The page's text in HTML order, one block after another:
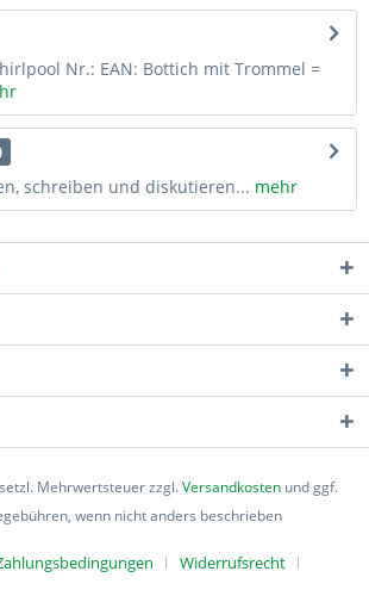
Nr.: EAN: Bottich mit Trommel =
schreiben und diskutieren... mehr
Mehrwertsteuer zzgl.Versandkosten und ggf.
wenn nicht anders beschrieben
Widerrufsrecht